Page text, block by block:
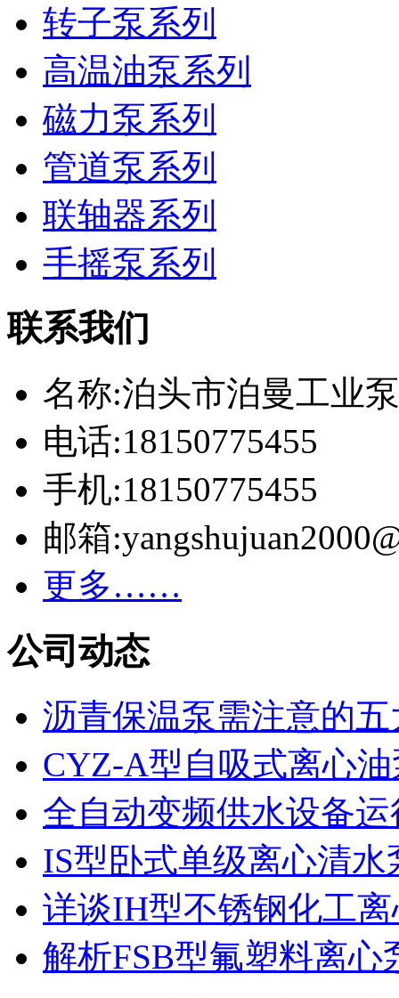
转子泵系列
高温油泵系列
磁力泵系列
管道泵系列
联轴器系列
手摇泵系列
联系我们
名称:泊头市泊曼工业
电话:18150775455
手机:18150775455
邮箱
更多……
公司动态
沥青保温泵需注意的
CYZ-A型自吸式离心
全自动变频供水设备
IS型卧式单级离心清
详谈IH型不锈钢化工
解析FSB型氟塑料离心